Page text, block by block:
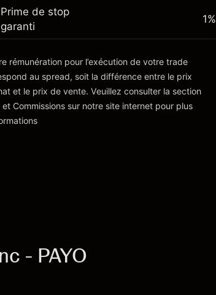
Valeur nominale avec effet de levier
~$4,000.00
Vers la plateforme
Prime de stop
garanti
'Tarifs et Frais
1%
rémunération pour l’exécution de votre trade
au spread, soit la différence entre le prix
et le prix de vente. Veuillez consulter la section
et Commissions sur notre site internet pour plus
- PAYO